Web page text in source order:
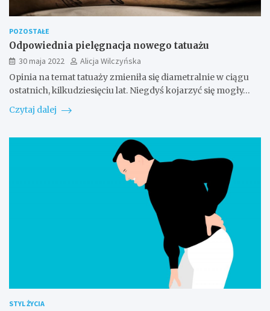
POZOSTAŁE
Odpowiednia pielęgnacja nowego tatuażu
30 maja 2022
Alicja Wilczyńska
Opinia na temat tatuaży zmieniła się diametralnie w ciągu
ostatnich, kilkudziesięciu lat. Niegdyś kojarzyć się mogły…
Czytaj dalej
STYL ŻYCIA